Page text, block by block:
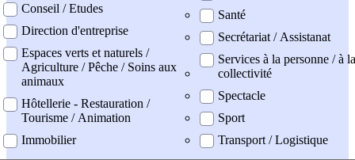
Conseil / Etudes
Direction d'entreprise
Espaces verts et naturels /
Agriculture / Pêche / Soins aux
animaux
Hôtellerie - Restauration /
Tourisme / Animation
Immobilier
Santé
Secrétariat / Assistanat
Services à la personne / à la
collectivité
Spectacle
Sport
Transport / Logistique